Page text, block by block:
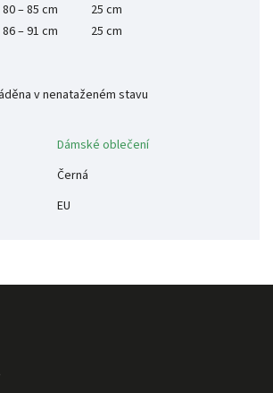
80 – 85 cm
25 cm
86 – 91 cm 25 cm
v nenataženém stavu
Dámské oblečení
Černá
EU